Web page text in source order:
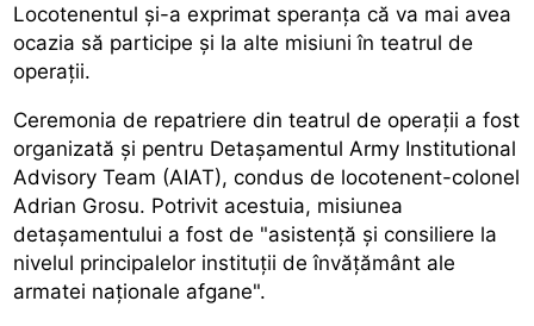
Locotenentul și-a exprimat speranța că va mai avea
ocazia să participe și la alte misiuni în teatrul de
operații.
Ceremonia de repatriere din teatrul de operații a fost
organizată și pentru Detașamentul Army Institutional
Advisory Team (AIAT), condus de locotenent-colonel
Adrian Grosu. Potrivit acestuia, misiunea
detașamentului a fost de "asistență și consiliere la
nivelul principalelor instituții de învățământ ale
armatei naționale afgane".